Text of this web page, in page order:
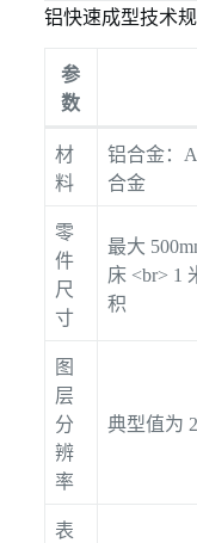
铝快速成型技术
参
数
材
料
铝合金：
合金
零
件
尺
寸
最大
床 <br> 1
积
图
层
分
辨
率
典型值为
表